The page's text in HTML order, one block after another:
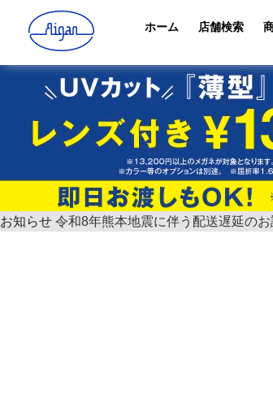
ホーム 店舗検索
お知らせ 令和8年熊本地震に伴う配送遅延の